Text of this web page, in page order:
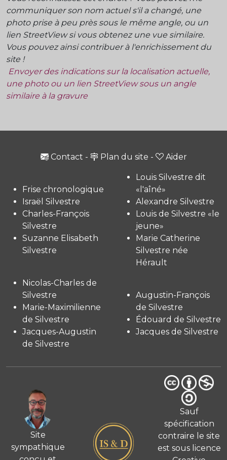
communiquer son nom actuel s'il a changé, une
photo prise à peu près sous le même angle, ou un
lien StreetView si vous obtenez une vue similaire.
Vous pouvez ainsi contribuer à l'enrichissement du
site !
Envoyer des indications sur la localisation actuelle,
une photo ou un lien StreetView sous un angle
similaire à la gravure
Contact - Plan du site - Aider
Frise chronologique
Israël Silvestre
Charles-François
Silvestre
Suzanne Elisabeth
Silvestre
Louis Silvestre dit
«l'aîné»
Alexandre Silvestre
Louis de Silvestre «le
jeune»
Marie Catherine
Silvestre née
Hérault
Nicolas-Charles de
Silvestre
Marie-Maximilienne
de Silvestre
Jacques-Augustin
de Silvestre
Augustin-François
de Silvestre
Édouard de Silvestre
Jacques de Silvestre
Site
sympathique
Sauf
spécification
contraire le site
est sous licence